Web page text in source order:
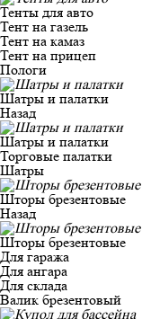
Тенты для авто
Тент на газель
Тент на камаз
Тент на прицеп
Пологи
Шатры и палатки
Назад
Шатры и палатки
Торговые палатки
Шатры
Шторы брезентовые
Назад
Шторы брезентовые
Для гаража
Для ангара
Для склада
Валик брезентовый